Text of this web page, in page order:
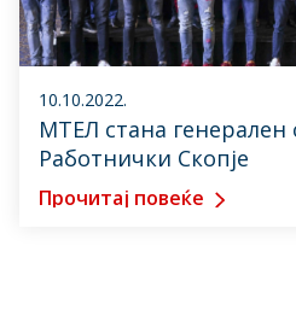
10.10.2022.
МТЕЛ стана
Работнички Скопје
Прочитај повеќе